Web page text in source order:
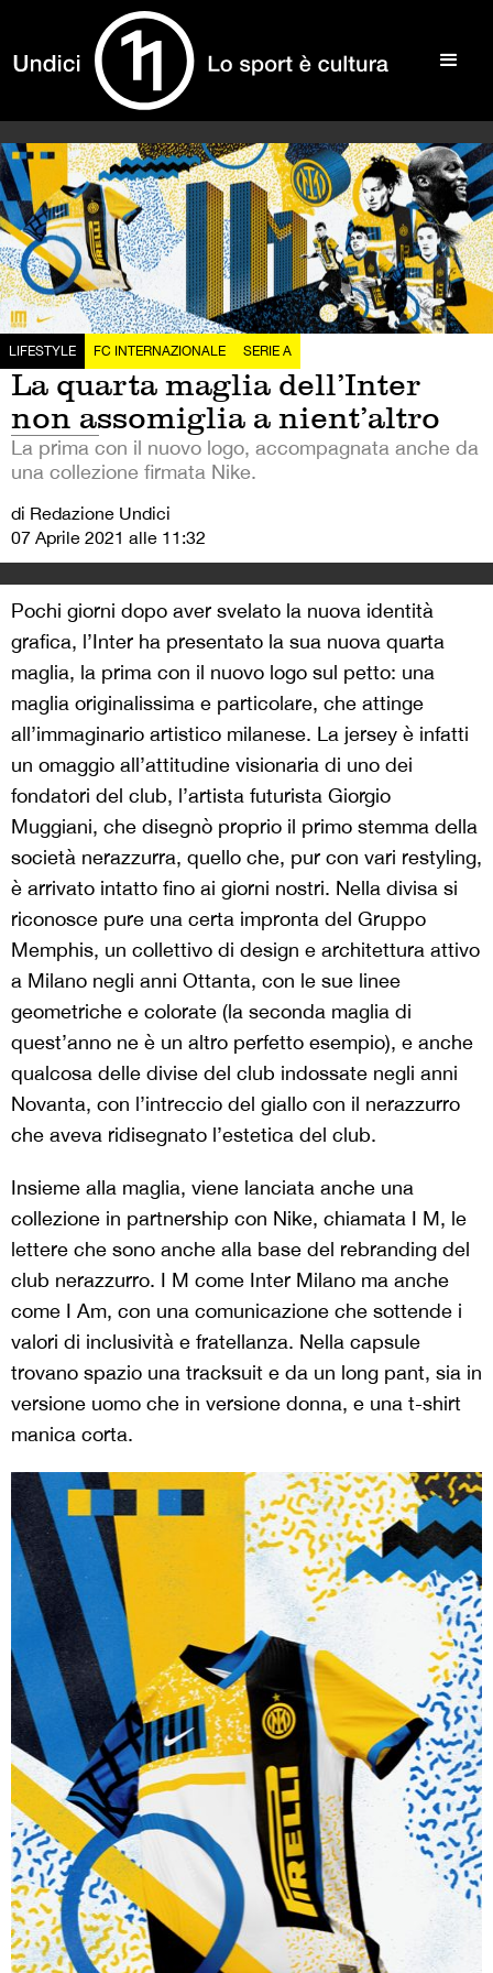
LIFESTYLE FC INTERNAZIONALE SERIE A
La quarta maglia dell’Inter
non assomiglia a nient’altro
La prima con il nuovo logo, accompagnata anche da
una collezione firmata Nike.
di Redazione Undici
07 Aprile 2021 alle 11:32
Pochi giorni dopo aver svelato la nuova identità
grafica, l’Inter ha presentato la sua nuova quarta
maglia, la prima con il nuovo logo sul petto: una
maglia originalissima e particolare, che attinge
all’immaginario artistico milanese. La jersey è infatti
un omaggio all’attitudine visionaria di uno dei
fondatori del club, l’artista futurista Giorgio
Muggiani, che disegnò proprio il primo stemma della
società nerazzurra, quello che, pur con vari restyling,
è arrivato intatto fino ai giorni nostri. Nella divisa si
riconosce pure una certa impronta del Gruppo
Memphis, un collettivo di design e architettura attivo
a Milano negli anni Ottanta, con le sue linee
geometriche e colorate (la seconda maglia di
quest’anno ne è un altro perfetto esempio), e anche
qualcosa delle divise del club indossate negli anni
Novanta, con l’intreccio del giallo con il nerazzurro
che aveva ridisegnato l’estetica del club.
Insieme alla maglia, viene lanciata anche una
collezione in partnership con Nike, chiamata I M, le
lettere che sono anche alla base del rebranding del
club nerazzurro. I M come Inter Milano ma anche
come I Am, con una comunicazione che sottende i
valori di inclusività e fratellanza. Nella capsule
trovano spazio una tracksuit e da un long pant, sia in
versione uomo che in versione donna, e una t-shirt
manica corta.